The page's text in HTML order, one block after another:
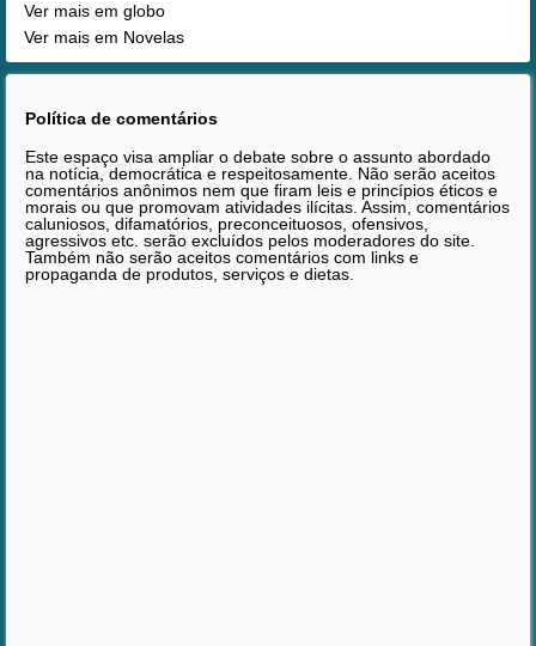
Ver mais em globo
Ver mais em Novelas
Política de comentários
Este espaço visa ampliar o debate sobre o assunto abordado
na notícia, democrática e respeitosamente. Não serão aceitos
comentários anônimos nem que firam leis e princípios éticos e
morais ou que promovam atividades ilícitas. Assim, comentários
caluniosos, difamatórios, preconceituosos, ofensivos,
agressivos etc. serão excluídos pelos moderadores do site.
Também não serão aceitos comentários com links e
propaganda de produtos, serviços e dietas.